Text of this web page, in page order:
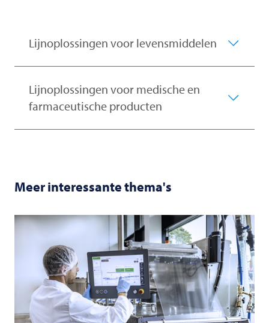
Lijnoplossingen voor levensmiddelen
Lijnoplossingen voor medische en
farmaceutische producten
Meer interessante thema's